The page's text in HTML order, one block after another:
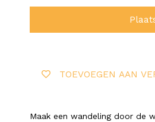
TOEVOEGEN AAN
Maak een wandeling door de